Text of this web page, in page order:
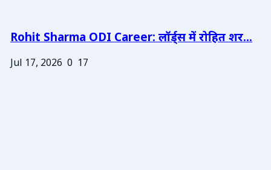
Rohit Sharma ODI Career: लॉर्ड्स में रोहित शर...
Jul 17, 2026 0 17